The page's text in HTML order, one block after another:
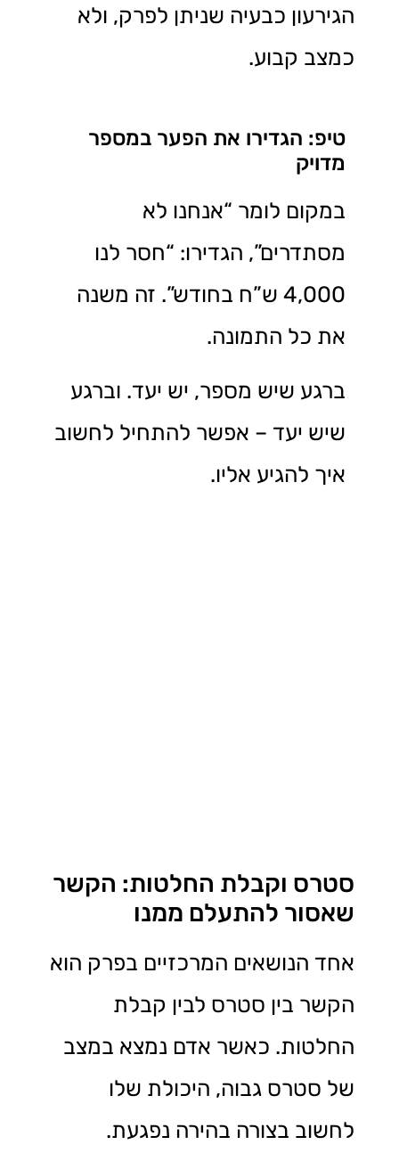
הגירעון כבעיה שניתן לפרק, ולא
כמצב קבוע.
טיפ: הגדירו את הפער במספר
מדויק
במקום לומר “אנחנו לא
מסתדרים”, הגדירו: “חסר לנו
4,000 ש”ח בחודש”. זה משנה
את כל התמונה.
ברגע שיש מספר, יש יעד. וברגע
שיש יעד – אפשר להתחיל לחשוב
איך להגיע אליו.
סטרס וקבלת החלטות: הקשר
שאסור להתעלם ממנו
אחד הנושאים המרכזיים בפרק הוא
הקשר בין סטרס לבין קבלת
החלטות. כאשר אדם נמצא במצב
של סטרס גבוה, היכולת שלו
לחשוב בצורה בהירה נפגעת.